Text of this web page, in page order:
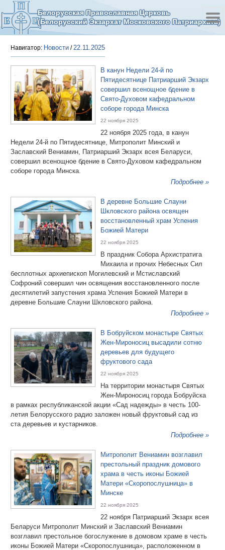
Белорусская Православная Церковь
(Белорусский Экзархат Московского Патриархата)
Навигатор: Новости /22.11.2025
В канун Недели 24-й по
Пятидесятнице Патриарший Экзарх
совершил всенощное бдение в
Свято-Духовом кафедральном
соборе города Минска
22 ноября 2025
22 ноября 2025 года, в канун
Недели 24-й по Пятидесятнице, Митрополит Минский и
Заславский Вениамин, Патриарший Экзарх всея Беларуси,
совершил всенощное бдение в Свято-Духовом кафедральном
соборе города Минска.
Подробнее »
В деревне Большие Слауни
Шкловского района освящен
восстановленный храм Успения
Божией Матери
22 ноября 2025
В праздник Собора Архистратига
Михаила и прочих Небесных Сил
бесплотных архиепископ Могилевский и Мстиславский
Софроний совершил чин освящения восстановленного после
десятилетий запустения храма Успения Божией Матери в
деревне Большие Слауни Шкловского района.
Подробнее »
В Бобруйском монастыре Святых
Жен-Мироносиц высадили сотню
деревьев для будущего
фруктового сада
22 ноября 2025
На территории монастыря Святых
Жен-Мироносиц города Бобруйска
в рамках республиканской акции «Сад надежды» в честь 100-
летия Белорусского радио заложен новый фруктовый сад из
ста деревьев и кустарников.
Подробнее »
Митрополит Вениамин возглавил
престольный праздник домового
храма в честь иконы Божией
Матери «Скоропослушница» в
Минске
22 ноября 2025
22 ноября Патриарший Экзарх всея
Беларуси Митрополит Минский и Заславский Вениамин
возглавил престольное богослужение в домовом храме в честь
иконы Божией Матери «Скоропослушница», расположенном в